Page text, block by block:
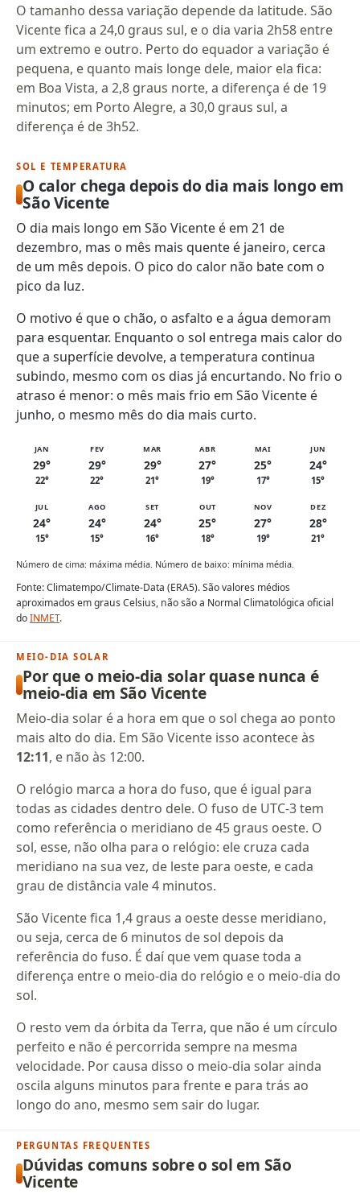
O tamanho dessa variação depende da latitude. São
Vicente fica a 24,0 graus sul, e o dia varia 2h58 entre
um extremo e outro. Perto do equador a variação é
pequena, e quanto mais longe dele, maior ela fica:
em Boa Vista, a 2,8 graus norte, a diferença é de 19
minutos; em Porto Alegre, a 30,0 graus sul, a
diferença é de 3h52.
SOL E TEMPERATURA
O calor chega depois do dia mais longo em
São Vicente
O dia mais longo em São Vicente é em 21 de
dezembro, mas o mês mais quente é janeiro, cerca
de um mês depois. O pico do calor não bate com o
pico da luz.
O motivo é que o chão, o asfalto e a água demoram
para esquentar. Enquanto o sol entrega mais calor do
que a superfície devolve, a temperatura continua
subindo, mesmo com os dias já encurtando. No frio o
atraso é menor: o mês mais frio em São Vicente é
junho, o mesmo mês do dia mais curto.
JAN
29°
22°
FEV
29°
22°
MAR
29°
21°
ABR
27°
19°
MAI
25°
17°
JUN
24°
15°
JUL
24°
15°
AGO
24°
15°
SET
24°
16°
OUT
25°
18°
NOV
27°
19°
DEZ
28°
21°
Número de cima: máxima média. Número de baixo: mínima média.
Fonte: Climatempo/Climate-Data (ERA5). São valores médios
aproximados em graus Celsius, não são a Normal Climatológica oficial
doINMET.
MEIO-DIA SOLAR
Por que o meio-dia solar quase nunca é
meio-dia em São Vicente
Meio-dia solar é a hora em que o sol chega ao ponto
mais alto do dia. Em São Vicente isso acontece às
12:11, e não às 12:00.
O relógio marca a hora do fuso, que é igual para
todas as cidades dentro dele. O fuso de UTC-3 tem
como referência o meridiano de 45 graus oeste. O
sol, esse, não olha para o relógio: ele cruza cada
meridiano na sua vez, de leste para oeste, e cada
grau de distância vale 4 minutos.
São Vicente fica 1,4 graus a oeste desse meridiano,
ou seja, cerca de 6 minutos de sol depois da
referência do fuso. É daí que vem quase toda a
diferença entre o meio-dia do relógio e o meio-dia do
sol.
O resto vem da órbita da Terra, que não é um círculo
perfeito e não é percorrida sempre na mesma
velocidade. Por causa disso o meio-dia solar ainda
oscila alguns minutos para frente e para trás ao
longo do ano, mesmo sem sair do lugar.
PERGUNTAS FREQUENTES
Dúvidas comuns sobre o sol em São
Vicente